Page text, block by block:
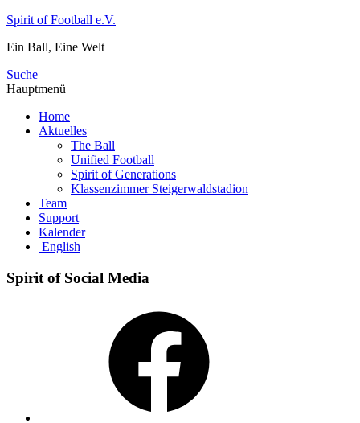
Zum
springen
Spirit of Football e.V.
Ein Ball, Eine Welt
Suche
Hauptmenü
Home
Aktuelles
The Ball
Unified Football
Spirit of Generations
Klassenzimmer Steigerwaldstadion
Team
Support
Kalender
English
Spirit of Social Media